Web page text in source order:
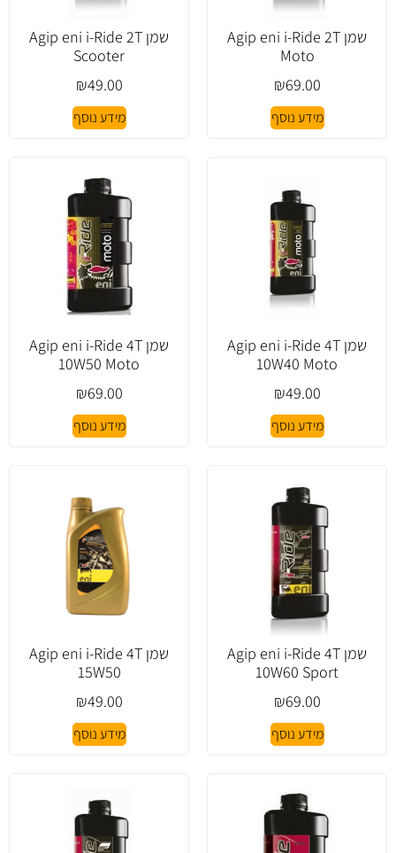
שמן Agip eni i-Ride 2T
Moto
₪69.00
מידע נוסף
שמן Agip eni i-Ride 2T
Scooter
₪49.00
מידע נוסף
שמן Agip eni i-Ride 4T
10W40 Moto
₪49.00
מידע נוסף
שמן Agip eni i-Ride 4T
10W50 Moto
₪69.00
מידע נוסף
שמן Agip eni i-Ride 4T
10W60 Sport
₪69.00
מידע נוסף
שמן Agip eni i-Ride 4T
15W50
₪49.00
מידע נוסף